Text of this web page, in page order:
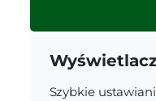
Szybkie